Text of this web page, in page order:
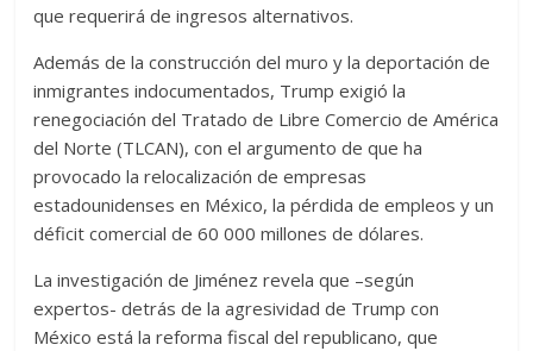
que requerirá de ingresos alternativos.
Además de la construcción del muro y la deportación de
inmigrantes indocumentados, Trump exigió la
renegociación del Tratado de Libre Comercio de América
del Norte (TLCAN), con el argumento de que ha
provocado la relocalización de empresas
estadounidenses en México, la pérdida de empleos y un
déficit comercial de 60 000 millones de dólares.
La investigación de Jiménez revela que –según
expertos- detrás de la agresividad de Trump con
México está la reforma fiscal del republicano, que